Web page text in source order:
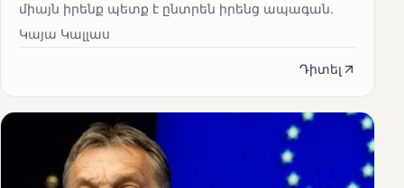
միայն իրենք պետք է ընտրեն իրենց ապագան.
Կայա Կալլաս
Դիտել